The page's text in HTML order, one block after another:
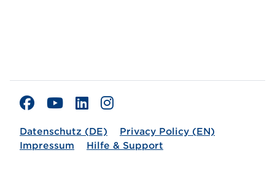
Datenschutz (DE)
Privacy Policy (EN)
Impressum
Hilfe & Support